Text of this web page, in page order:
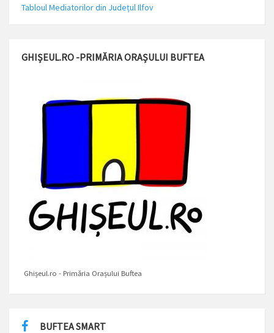
Tabloul Mediatorilor din Județul Ilfov
GHIȘEUL.RO -PRIMĂRIA ORAȘULUI BUFTEA
Ghișeul.ro - Primăria Orașului Buftea
BUFTEA SMART